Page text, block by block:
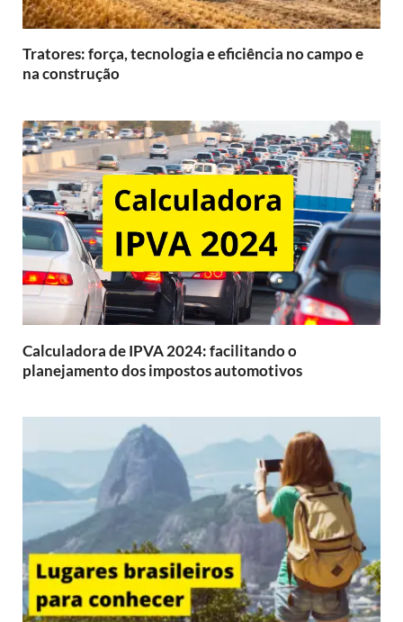
Tratores: força, tecnologia e eficiência no campo e
na construção
Calculadora de IPVA 2024: facilitando o
planejamento dos impostos automotivos